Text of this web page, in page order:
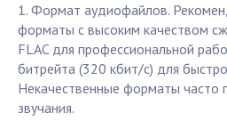
1. Формат аудиофайлов.
форматы с высоким качеством
FLAC для профессиональной
битрейта (320 кбит/с) для
Некачественные форматы часто
звучания.